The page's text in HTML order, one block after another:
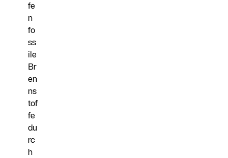
fe
n
fo
ss
ile
Br
en
ns
tof
fe
du
rc
h